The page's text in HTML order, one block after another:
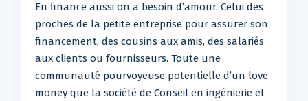
En finance aussi on a besoin d’amour. Celui des
proches de la petite entreprise pour assurer son
financement, des cousins aux amis, des salariés
aux clients ou fournisseurs. Toute une
communauté pourvoyeuse potentielle d’un love
money que la société de Conseil en ingénierie et